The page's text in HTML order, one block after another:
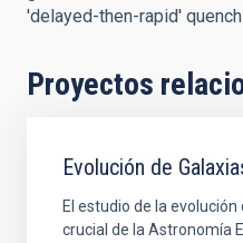
'delayed-then-rapid'
Proyectos
Evolución de
El estudio de la
crucial de la Astronomía